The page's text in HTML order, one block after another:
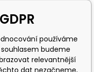
používáme
budeme
relevantnější
dat nezačneme,